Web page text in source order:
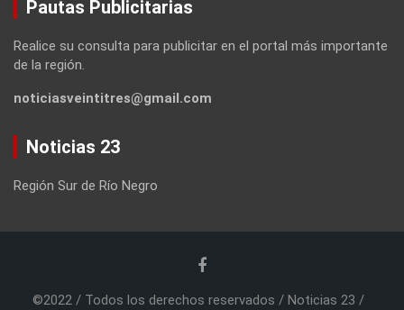
Pautas Publicitarias
Realice su consulta para publicitar en el portal más importante
de la región.
noticiasveintitres@gmail.com
Noticias 23
Región Sur de Río Negro
©2022 / Todos los derechos reservados / Noticias 23 /